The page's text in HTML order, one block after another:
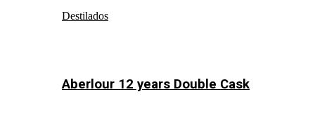
Destilados
Aberlour 12 years Double Cask